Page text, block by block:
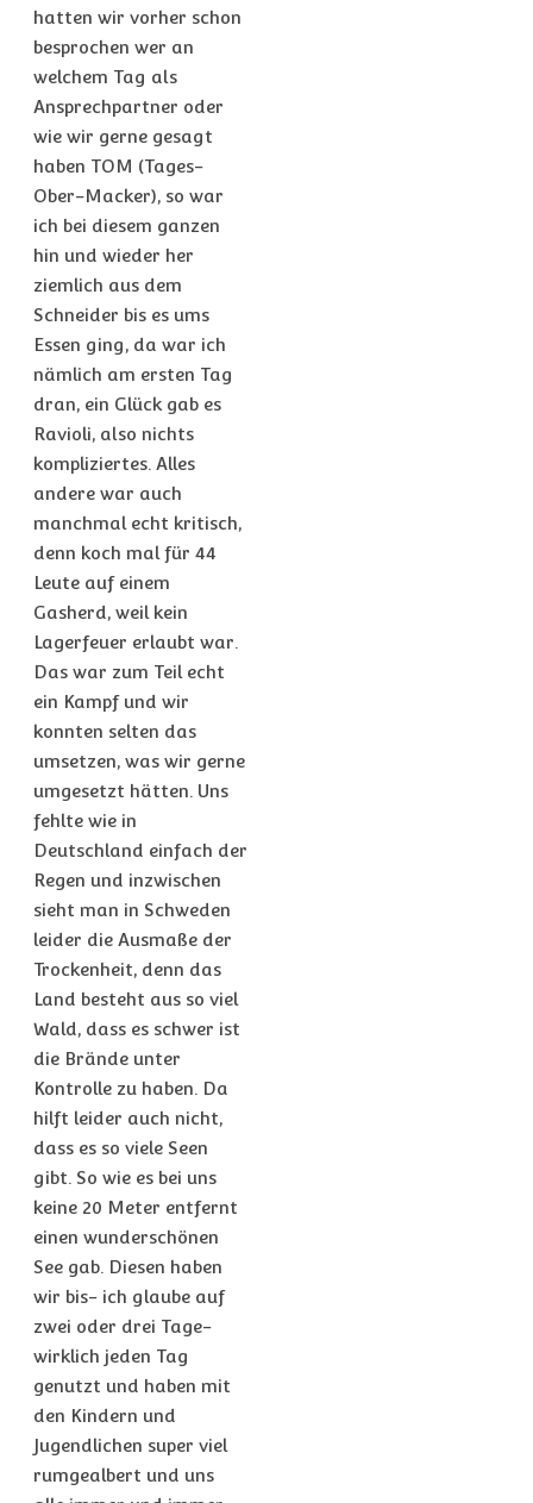
hatten wir vorher schon
besprochen wer an
welchem Tag als
Ansprechpartner oder
wie wir gerne gesagt
haben TOM (Tages-
Ober-Macker), so war
ich bei diesem ganzen
hin und wieder her
ziemlich aus dem
Schneider bis es ums
Essen ging, da war ich
nämlich am ersten Tag
dran, ein Glück gab es
Ravioli, also nichts
kompliziertes. Alles
andere war auch
manchmal echt kritisch,
denn koch mal für 44
Leute auf einem
Gasherd, weil kein
Lagerfeuer erlaubt war.
Das war zum Teil echt
ein Kampf und wir
konnten selten das
umsetzen, was wir gerne
umgesetzt hätten. Uns
fehlte wie in
Deutschland einfach der
Regen und inzwischen
sieht man in Schweden
leider die Ausmaße der
Trockenheit, denn das
Land besteht aus so viel
Wald, dass es schwer ist
die Brände unter
Kontrolle zu haben. Da
hilft leider auch nicht,
dass es so viele Seen
gibt. So wie es bei uns
keine 20 Meter entfernt
einen wunderschönen
See gab. Diesen haben
wir bis- ich glaube auf
zwei oder drei Tage-
wirklich jeden Tag
genutzt und haben mit
den Kindern und
Jugendlichen super viel
rumgealbert und uns